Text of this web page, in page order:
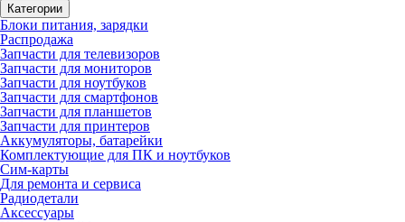
Категории
Блоки питания, зарядки
Распродажа
Запчасти для телевизоров
Запчасти для мониторов
Запчасти для ноутбуков
Запчасти для смартфонов
Запчасти для планшетов
Запчасти для принтеров
Аккумуляторы, батарейки
Комплектующие для ПК и ноутбуков
Сим-карты
Для ремонта и сервиса
Радиодетали
Аксессуары